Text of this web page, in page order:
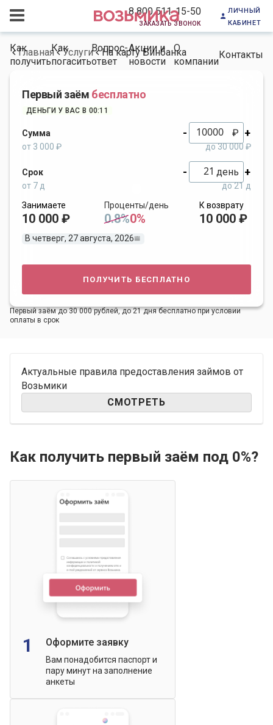
8 800 511-15-50
заказать звонок
личный
кабинет
Как
получить
Как
погасить
Вопрос-
ответ
Акции и
новости
О
компании
Контакты
Главная Услуги На карту Бинбанка
Первый заём бесплатно
ДЕНЬГИ У ВАС В 00:11
Сумма - ₽ +
от 3 000 ₽ до 30 000 ₽
Срок - день +
от 7 д
до 21 д
Занимаете
10 000 ₽
Проценты/день
0.8%0%
К возврату
10 000 ₽
В четверг, 27 августа, 2026
получить бесплатно
Первый заём до 30 000 рублей, до 21 дня бесплатно при условии
оплаты в срок
Актуальные правила предоставления займов от
Возьмики
СМОТРЕТЬ
Как получить первый заём под 0%?
1 Оформите заявку
Вам понадобится паспорт и
пару минут на заполнение
анкеты